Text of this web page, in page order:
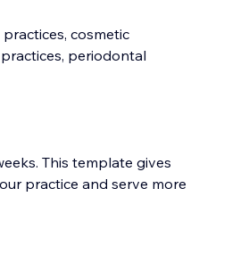
cosmetic
periodontal
This template gives
practice and serve more